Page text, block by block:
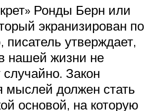
Ронды Берн или
экранизирован по
писатель утверждает,
нашей жизни не
Закон
мыслей должен стать
основой, на которую